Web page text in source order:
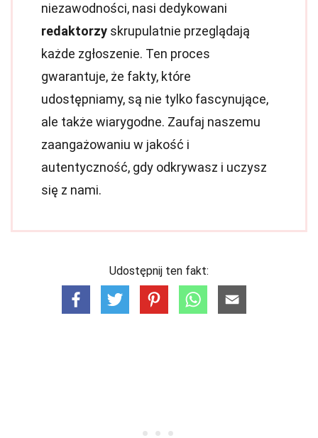
niezawodności, nasi dedykowani
redaktorzy skrupulatnie przeglądają
każde zgłoszenie. Ten proces
gwarantuje, że fakty, które
udostępniamy, są nie tylko fascynujące,
ale także wiarygodne. Zaufaj naszemu
zaangażowaniu w jakość i
autentyczność, gdy odkrywasz i uczysz
się z nami.
Udostępnij ten fakt: